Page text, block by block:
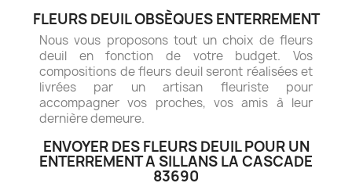
FLEURS DEUIL OBSÈQUES ENTERREMENT
Nous vous proposons tout un choix de fleurs
deuil en fonction de votre budget. Vos
compositions de fleurs deuil seront réalisées et
livrées par un artisan fleuriste pour
accompagner vos proches, vos amis à leur
dernière demeure.
ENVOYER DES FLEURS DEUIL POUR UN
ENTERREMENT A SILLANS LA CASCADE
83690